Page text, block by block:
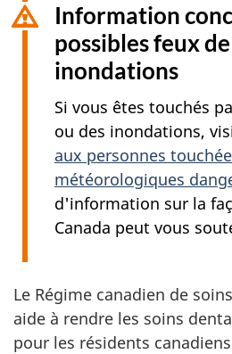
Information
possibles feux
inondations
Si vous êtes touchés
ou des inondations,
aux personnes
météorologiques
d'information sur la
Canada peut vous
Le Régime canadien de
aide à rendre les soins
pour les résidents